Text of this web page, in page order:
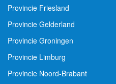
Provincie Friesland
Provincie Gelderland
Provincie Groningen
Provincie Limburg
Provincie Noord-Brabant